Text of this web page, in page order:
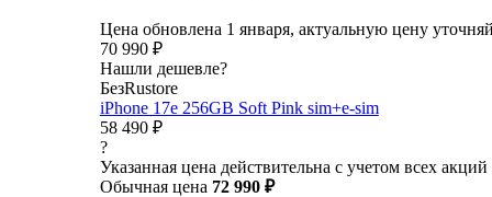
Цена обновлена 1 января, актуальную цену
70 990 ₽
Нашли дешевле?
БезRustore
iPhone 17e 256GB Soft Pink sim+e-sim
58 490 ₽
?
Указанная цена действительна с учетом всех акций
Обычная цена 72 990 ₽